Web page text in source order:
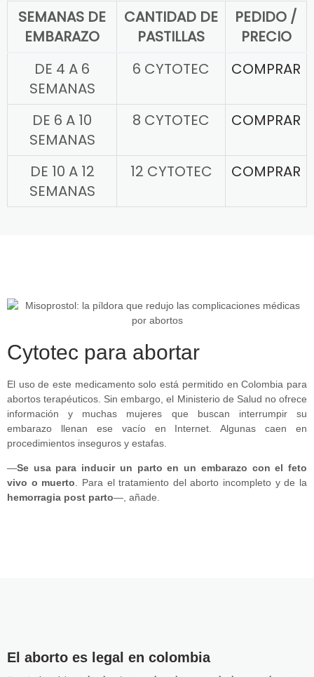
SEMANAS DE
EMBARAZO
CANTIDAD DE
PASTILLAS
PEDIDO /
PRECIO
DE 4 A 6
SEMANAS
6 CYTOTEC COMPRAR
DE 6 A 10
SEMANAS
8 CYTOTEC COMPRAR
DE 10 A 12
SEMANAS
12 CYTOTEC COMPRAR
Cytotec para abortar
El uso de este medicamento solo está permitido en Colombia para
abortos terapéuticos. Sin embargo, el Ministerio de Salud no ofrece
información y muchas mujeres que buscan interrumpir su
embarazo llenan ese vacío en Internet. Algunas caen en
procedimientos inseguros y estafas.
—Se usa para inducir un parto en un embarazo con el feto
vivo o muerto . Para el tratamiento del aborto incompleto y de la
hemorragia post parto—, añade.
El aborto es legal en colombia